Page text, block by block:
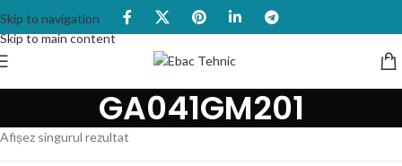
Skip to navigation
Skip to main content
GA041GM201
Afișez singurul rezultat